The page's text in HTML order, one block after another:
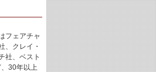
フェアチャ
、クレイ・
社、ベスト
30年以上